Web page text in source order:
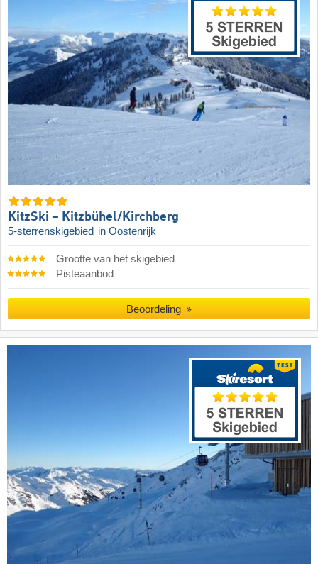
KitzSki – Kitzbühel/​Kirchberg
5-sterrenskigebied in Oostenrijk
Grootte van het skigebied
Pisteaanbod
Beoordeling